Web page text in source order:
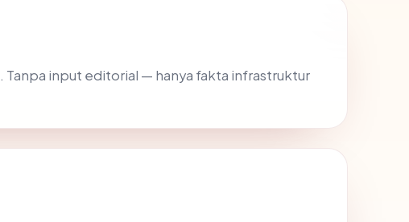
. Tanpa input editorial — hanya fakta infrastruktur